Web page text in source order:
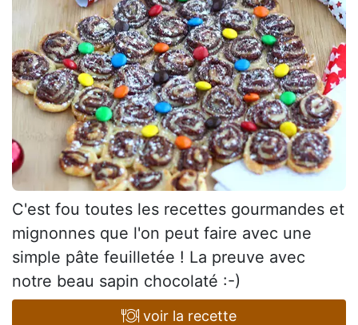
C'est fou toutes les recettes gourmandes et
mignonnes que l'on peut faire avec une
simple pâte feuilletée ! La preuve avec
notre beau sapin chocolaté :-)
voir la recette